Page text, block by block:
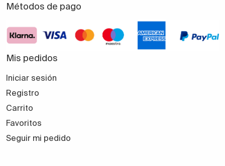
Métodos de pago
Mis pedidos
Iniciar sesión
Registro
Carrito
Favoritos
Seguir mi pedido